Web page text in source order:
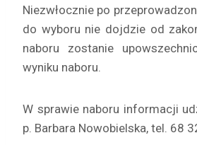
Niezwłocznie po
do wyboru nie dojdzie od
naboru zostanie
wyniku naboru.
W sprawie naboru informacji
p. Barbara Nowobielska, tel. 68